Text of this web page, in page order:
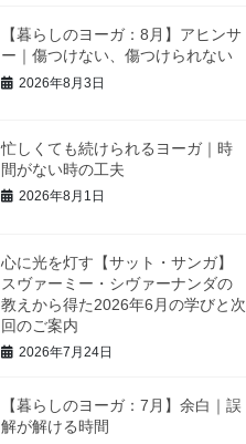
【暮らしのヨーガ：8月】アヒンサ
ー｜傷つけない、傷つけられない
2026年8月3日
忙しくても続けられるヨーガ｜時
間がない時の工夫
2026年8月1日
心に光を灯す【サット・サンガ】
スヴァーミー・シヴァーナンダの
教えから得た2026年6月の学びと次
回のご案内
2026年7月24日
【暮らしのヨーガ：7月】余白｜誤
解が解ける時間